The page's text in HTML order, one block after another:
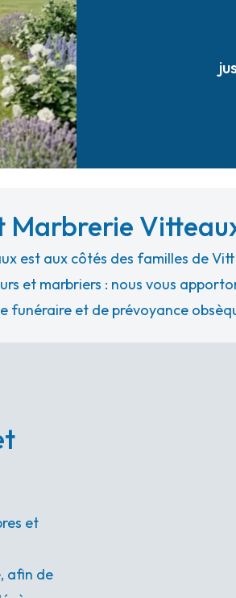
Marbrerie
est aux côtés des familles de
et marbriers : nous vous
funéraire et de prévoyance
et
afin de